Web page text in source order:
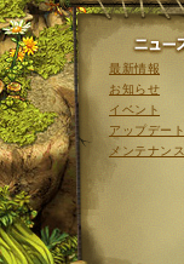
最新情報
お知らせ
イベント
アップデート
メンテナンス